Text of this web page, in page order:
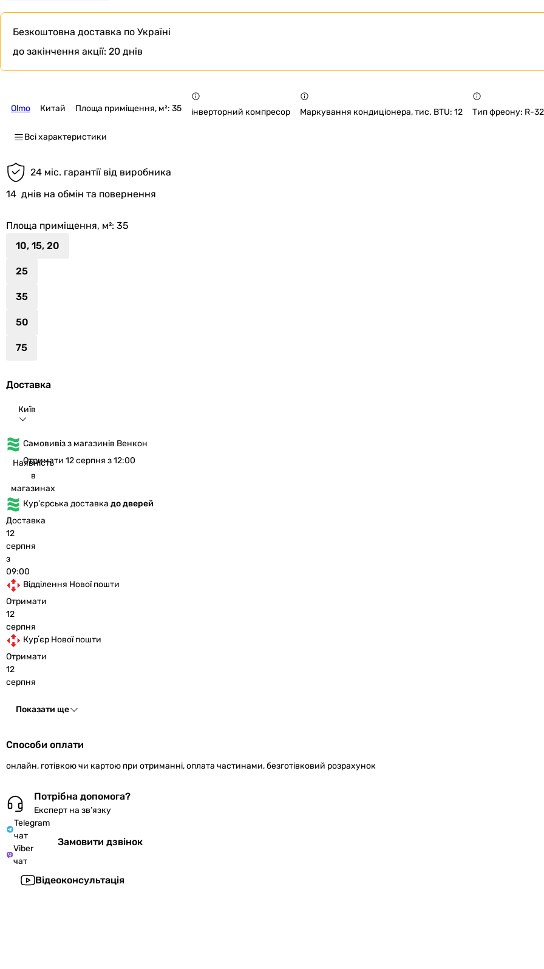
Безкоштовна доставка по Україні
до закінчення акції: 20 днів
Olmo Китай Площа приміщення, м²: 35 інверторний компресор Маркування кондиціонера, тис. BTU: 12 Тип фреону: R-32
Всі характеристики
24 міс. гарантії від виробника
14 днів на обмін та повернення
Площа приміщення, м²: 35
10, 15, 20
25
35
50
75
Доставка
Київ
Самовивіз з магазинів Венкон
Наявність
в
магазинах
Отримати 12 серпня з 12:00
Кур'єрська доставка до дверей
Доставка
12
серпня
з
09:00
Відділення Нової пошти
Отримати
12
серпня
Курʼєр Нової пошти
Отримати
12
серпня
Показати ще
Способи оплати
онлайн, готівкою чи картою при отриманні, оплата частинами, безготівковий розрахунок
Потрібна допомога?
Експерт на зв’язку
Telegram
чат
Viber
чат
Замовити дзвінок
Відеоконсультація